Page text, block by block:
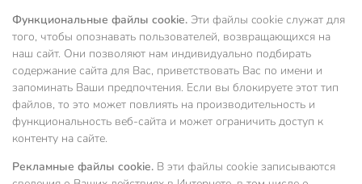
Функциональные файлы cookie. Эти файлы cookie служат для
того, чтобы опознавать пользователей, возвращающихся на
наш сайт. Они позволяют нам индивидуально подбирать
содержание сайта для Вас, приветствовать Вас по имени и
запоминать Ваши предпочтения. Если вы блокируете этот тип
файлов, то это может повлиять на производительность и
функциональность веб-сайта и может ограничить доступ к
контенту на сайте.
Рекламные файлы cookie. В эти файлы cookie записываются